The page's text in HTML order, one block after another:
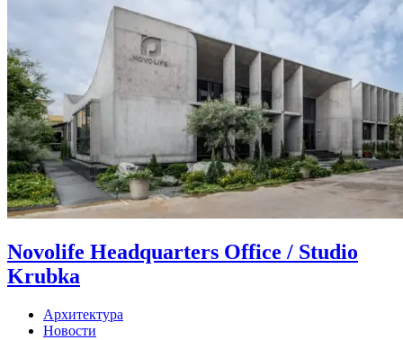
Novolife Headquarters Office / Studio
Krubka
Архитектура
Новости